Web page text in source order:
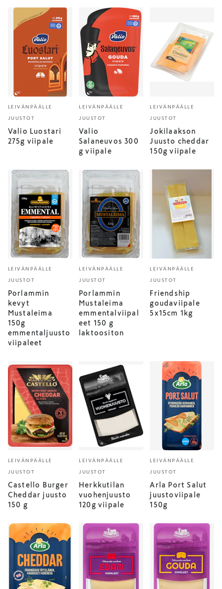
LEIVÄNPÄÄLLE
JUUSTOT
Valio Luostari
275g viipale
LEIVÄNPÄÄLLE
JUUSTOT
Valio
Salaneuvos 300
g viipale
LEIVÄNPÄÄLLE
JUUSTOT
Jokilaakson
Juusto cheddar
150g viipale
LEIVÄNPÄÄLLE
JUUSTOT
Porlammin
kevyt
Mustaleima
150g
emmentaljuusto
viipaleet
LEIVÄNPÄÄLLE
JUUSTOT
Porlammin
Mustaleima
emmentalviipal
eet 150 g
laktoositon
LEIVÄNPÄÄLLE
JUUSTOT
Friendship
goudaviipale
5x15cm 1kg
LEIVÄNPÄÄLLE
JUUSTOT
Castello Burger
Cheddar juusto
150 g
LEIVÄNPÄÄLLE
JUUSTOT
Herkkutilan
vuohenjuusto
120g viipale
LEIVÄNPÄÄLLE
JUUSTOT
Arla Port Salut
juustoviipale
150g